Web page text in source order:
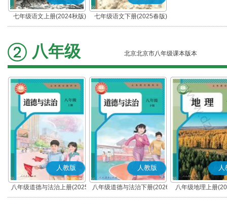
七年级语文上册(2024秋版)
(部编版)
七年级语文下册(2025春版)
(部编版)
八年级 北京北京市八年级课本版本
人教版
八年级道德与法治上册(2025
秋版)(部编版)
人教版
八年级道德与法治下册(2026
春版)(部编版)
人
八年级地理上册